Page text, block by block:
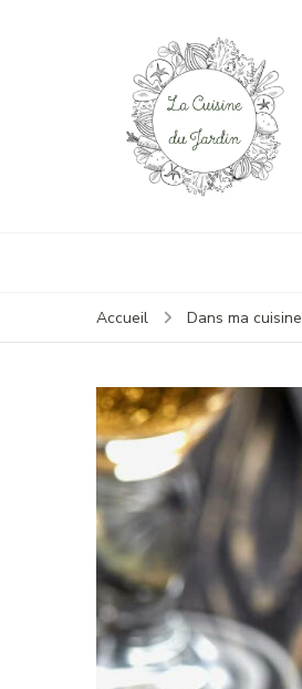
Accueil Dans ma cuisine